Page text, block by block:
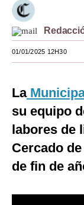
Estilos
Mundo
EEUU
España
Internacional
Tecnología
Club del Suscriptor
Mix
01/01/2025 12H30
La
su equipo
labores de
Cercado
de fin de